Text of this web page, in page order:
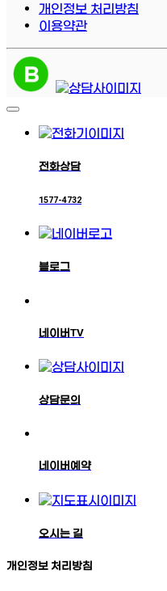
개인정보 처리방침
이용약관
전화상담
1577-4732
블로그
네이버TV
상담문의
네이버예약
오시는 길
개인정보 처리방침